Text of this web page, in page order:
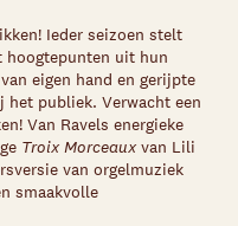
Ieder seizoen stelt
hoogtepunten uit hun
eigen hand en gerijpte
het publiek. Verwacht een
Van Ravels energieke
Troix Morceaux van Lili
van orgelmuziek
smaakvolle